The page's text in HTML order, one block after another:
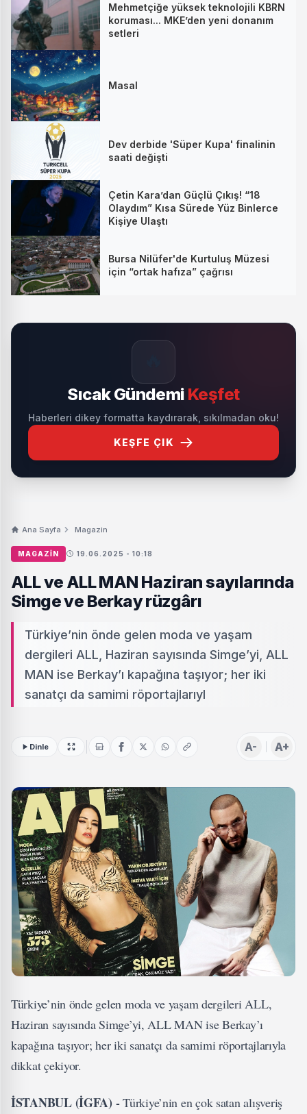
Mehmetçiğe yüksek teknolojili KBRN
koruması... MKE’den yeni donanım
setleri
Masal
Dev derbide 'Süper Kupa' finalinin
saati değişti
Çetin Kara’dan Güçlü Çıkış! “18
Olaydım” Kısa Sürede Yüz Binlerce
Kişiye Ulaştı
Bursa Nilüfer'de Kurtuluş Müzesi
için “ortak hafıza” çağrısı
Sıcak Gündemi Keşfet
Haberleri dikey formatta kaydırarak, sıkılmadan oku!
KEŞFE ÇIK
Ana Sayfa Magazin
MAGAZIN 19.06.2025 - 10:18
ALL ve ALL MAN Haziran sayılarında
Simge ve Berkay rüzgârı
Türkiye’nin önde gelen moda ve yaşam
dergileri ALL, Haziran sayısında Simge’yi, ALL
MAN ise Berkay’ı kapağına taşıyor; her iki
sanatçı da samimi röportajlarıyl
Dinle A- A+
Türkiye’nin önde gelen moda ve yaşam dergileri ALL,
Haziran sayısında Simge’yi, ALL MAN ise Berkay’ı
kapağına taşıyor; her iki sanatçı da samimi röportajlarıyla
dikkat çekiyor.
İSTANBUL (İGFA) -Türkiye’nin en çok satan alışveriş